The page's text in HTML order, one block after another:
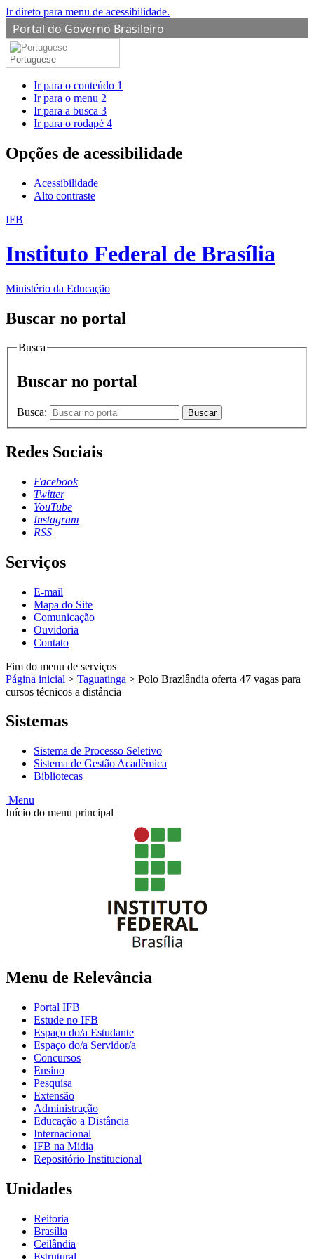
Ir direto para menu de acessibilidade.
Portal do Governo Brasileiro
Portuguese
Ir para o conteúdo 1
Ir para o menu 2
Ir para a busca 3
Ir para o rodapé 4
Opções de acessibilidade
Acessibilidade
Alto contraste
IFB
Instituto Federal de Brasília
Ministério da Educação
Buscar no portal
Busca
Buscar no portal
Busca: Buscar
Redes Sociais
Facebook
Twitter
YouTube
Instagram
RSS
Serviços
E-mail
Mapa do Site
Comunicação
Ouvidoria
Contato
Fim do menu de serviços
Página inicial > Taguatinga > Polo Brazlândia oferta 47 vagas para
cursos técnicos a distância
Sistemas
Sistema de Processo Seletivo
Sistema de Gestão Acadêmica
Bibliotecas
Menu
Início do menu principal
Menu de Relevância
Portal IFB
Estude no IFB
Espaço do/a Estudante
Espaço do/a Servidor/a
Concursos
Ensino
Pesquisa
Extensão
Administração
Educação a Distância
Internacional
IFB na Mídia
Repositório Institucional
Unidades
Reitoria
Brasília
Ceilândia
Estrutural